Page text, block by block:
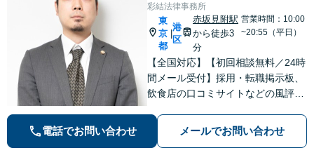
彩結法律事務所
東
京
都
港
区
赤坂見附駅
から徒歩3
分
営業時間：10:00
~20:55（平日）
【全国対応】【初回相談無料／24時
間メール受付】採用・転職掲示板、
飲食店の口コミサイトなどの風評被
の種類を問わず相談可。可能な限り
早期対応で駆けつけサポート【労
電話でお問い合わせ メールでお問い合わせ